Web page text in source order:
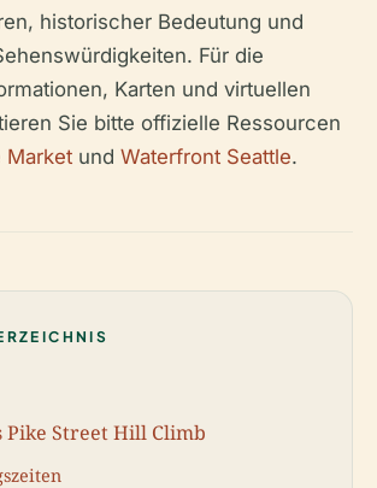
historischer Bedeutung und
Für die
Karten und virtuellen
Sie bitte offizielle Ressourcen
Market und Waterfront Seattle.
Pike Street Hill Climb